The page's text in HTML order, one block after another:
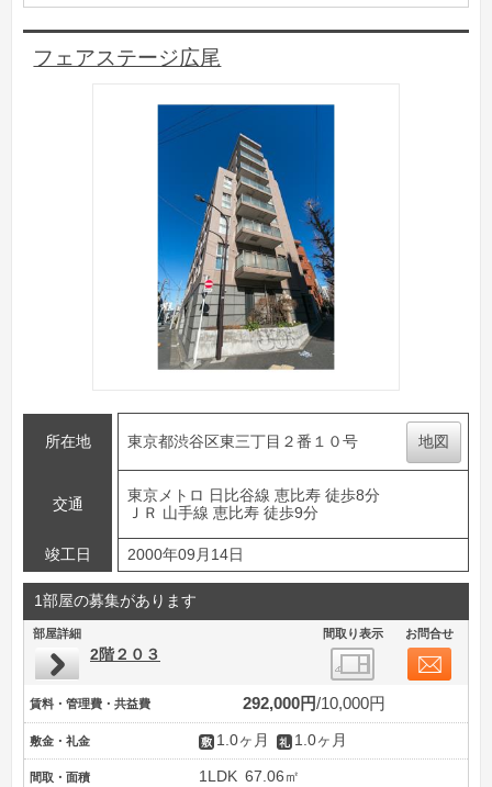
フェアステージ広尾
所在地 東京都渋谷区東三丁目２番１０号 地図
交通
東京メトロ 日比谷線 恵比寿 徒歩8分
ＪＲ 山手線 恵比寿 徒歩9分
竣工日 2000年09月14日
1部屋の募集があります
部屋詳細 間取り表示 お問合せ
2階２０３
賃料・管理費・共益費 292,000円 10,000円
敷金・礼金 1.0ヶ月 1.0ヶ月
間取・面積 1LDK 67.06㎡